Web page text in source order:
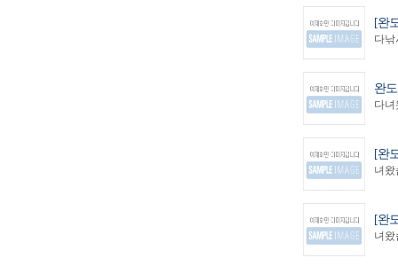
[완
다낚
완
다녀
[완
녀왔
[완
녀왔